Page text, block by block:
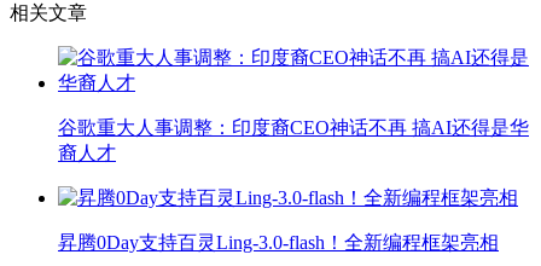
相关文章
谷歌重大人事调整：印度裔CEO神话不再 搞AI还得是华
裔人才
昇腾0Day支持百灵Ling-3.0-flash！全新编程框架亮相